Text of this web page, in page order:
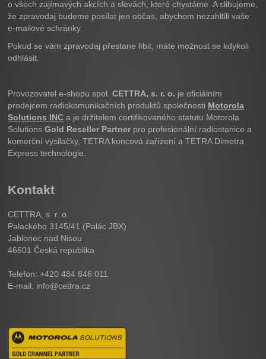
o všech zajímavých akcích a slevách, které chystáme. A slibujeme,
že zpravodaj budeme posílat jen občas, abychom nezahltili vaše
e-mailové schránky.
Pokud se vám zpravodaj přestane líbit, máte možnost se kdykoli
odhlásit.
Provozovatel e-shopu spol.CETTRA, s. r. o. je oficiálním
prodejcem radiokomunikačních produktů společnosti Motorola
Solutions INC a je držitelem certifikovaného statutu Motorola
SolutionsGold Reseller Partner pro profesionální radiostanice a
komerční vysilačky, TETRA koncová zařízení a TETRA Dimetra
Express technologie.
Kontakt
CETTRA, s. r. o.
Palackého 3145/41 (Palác JBX)
Jablonec nad Nisou
46601Česká republika
Telefon: +420 484 846 011
E-mail: info@cettra.cz